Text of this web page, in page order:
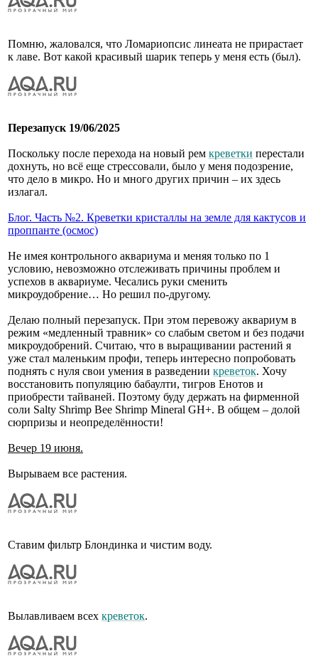
Помню, жаловался, что Ломариопсис линеата не прирастает
к лаве. Вот какой красивый шарик теперь у меня есть (был).
Перезапуск 19/06/2025
Поскольку после перехода на новый рем креветки перестали
дохнуть, но всё еще стрессовали, было у меня подозрение,
что дело в микро. Но и много других причин – их здесь
излагал.
Блог. Часть №2. Креветки кристаллы на земле для кактусов и
проппанте (осмос)
Не имея контрольного аквариума и меняя только по 1
условию, невозможно отслеживать причины проблем и
успехов в аквариуме. Чесались руки сменить
микроудобрение… Но решил по-другому.
Делаю полный перезапуск. При этом перевожу аквариум в
режим «медленный травник» со слабым светом и без подачи
микроудобрений. Считаю, что в выращивании растений я
уже стал маленьким профи, теперь интересно попробовать
поднять с нуля свои умения в разведении креветок. Хочу
восстановить популяцию бабаулти, тигров Енотов и
приобрести тайваней. Поэтому буду держать на фирменной
соли Salty Shrimp Bee Shrimp Mineral GH+. В общем – долой
сюрпризы и неопределённости!
Вечер 19 июня.
Вырываем все растения.
Ставим фильтр Блондинка и чистим воду.
Вылавливаем всех креветок.